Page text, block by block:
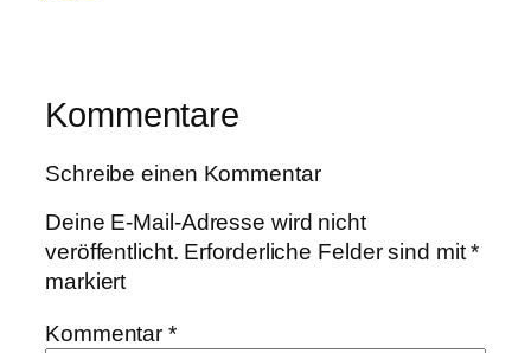
Kommentare
Schreibe einen Kommentar
Deine E-Mail-Adresse wird nicht
veröffentlicht. Erforderliche Felder sind mit*
markiert
Kommentar*